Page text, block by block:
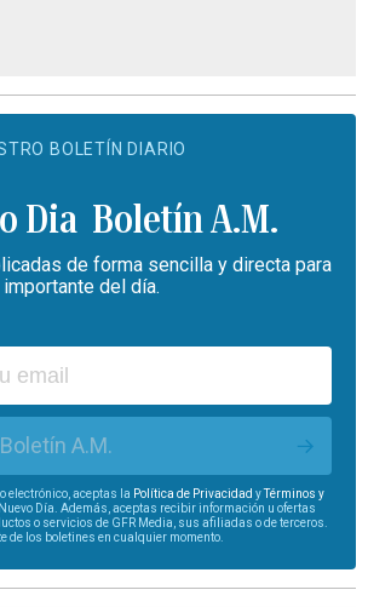
BOLETÍN DIARIO
Boletín A.M.
de forma sencilla y directa para
del día.
A.M.
electrónico, aceptas la Política de Privacidad yTérminos y
Día. Además, aceptas recibir información u ofertas
o servicios de GFR Media, sus afiliadas o de terceros.
de los boletines en cualquier momento.